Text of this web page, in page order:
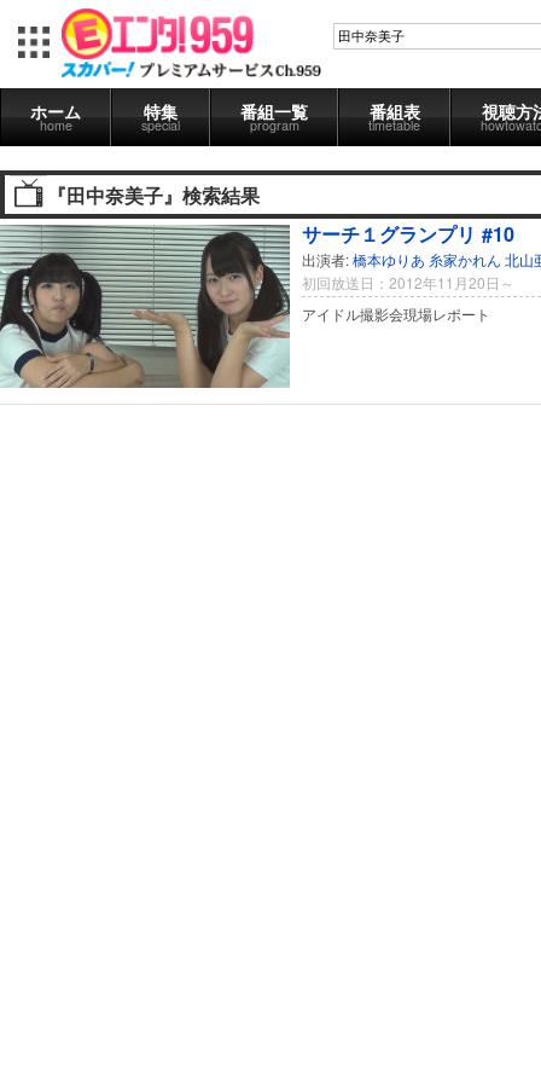
ホーム
home
特集
special
番組一覧
program
番組表
timetable
視聴方
『田中奈美子』検索結果
サーチ１グランプリ #10
出演者:橋本ゆりあ 糸家かれん 北山
初回放送日：2012年11月20日～
アイドル撮影会現場レポート